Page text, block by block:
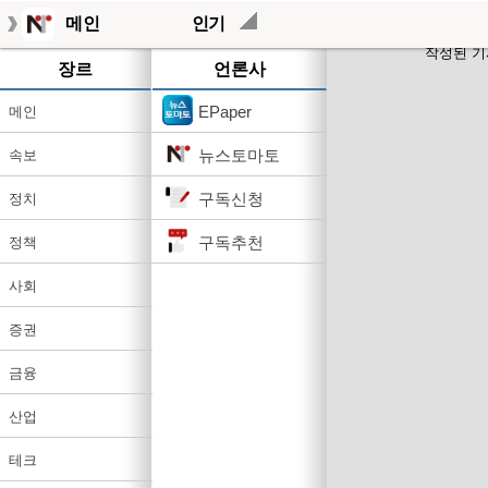
메인 인기
장르
메인
속보
정치
정책
사회
증권
금융
산업
테크
언론사
EPaper
뉴스토마토
구독신청
구독추천
작성된